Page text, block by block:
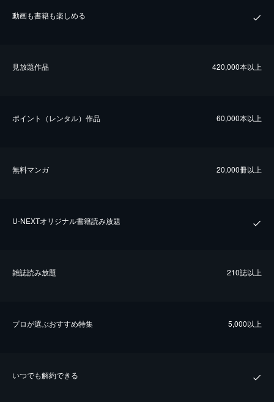
動画も書籍も楽しめる
⾒放題作品 420,000本以上
ポイント（レンタル）作品 60,000本以上
無料マンガ 20,000冊以上
U-NEXTオリジナル書籍読み放題
雑誌読み放題 210誌以上
プロが選ぶおすすめ特集 5,000以上
いつでも解約できる